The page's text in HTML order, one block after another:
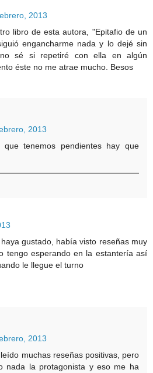
2013
libro de esta autora, "Epitafio de un
engancharme nada y lo dejé sin
sé si repetiré con ella en algún
éste no me atrae mucho. Besos
2013
tenemos pendientes hay que
gustado, había visto reseñas muy
tengo esperando en la estantería así
le llegue el turno
2013
muchas reseñas positivas, pero
nada la protagonista y eso me ha